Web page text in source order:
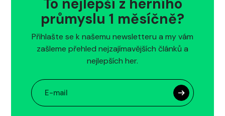
To nejlepší z herního
průmyslu 1 měsíčně?
Přihlašte se k našemu newsletteru a my vám
zašleme přehled nejzajímavějších článků a
nejlepších her.